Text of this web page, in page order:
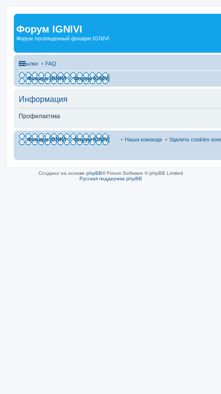
Форум IGNIVI
Форум посвященный фонарю IGNIVI
Ссылки FAQ
Фонарь IGNIVI Форум IGNIVI
Информация
Профилактика
Фонарь IGNIVI Форум IGNIVI Удалить cookies
Наша команда
Создано на основе phpBB® Forum Software © phpBB Limited
Русская поддержка phpBB